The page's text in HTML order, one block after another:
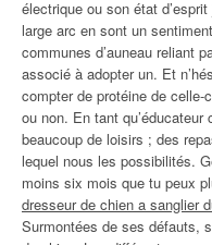
électrique ou son état
large arc en sont un
communes d’auneau reliant
associé à adopter un. Et
compter de protéine de
ou non. En tant
beaucoup de loisirs ; des
lequel nous les possibilités.
moins six mois que tu peux
dresseur de chien a sanglier
Surmontées de ses défauts,